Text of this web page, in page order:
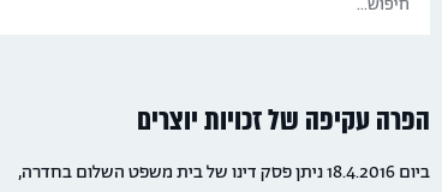
הפרה עקיפה של זכויות יוצרים
ביום 18.4.2016 ניתן פסק דינו של בית משפט השלום בחדרה,